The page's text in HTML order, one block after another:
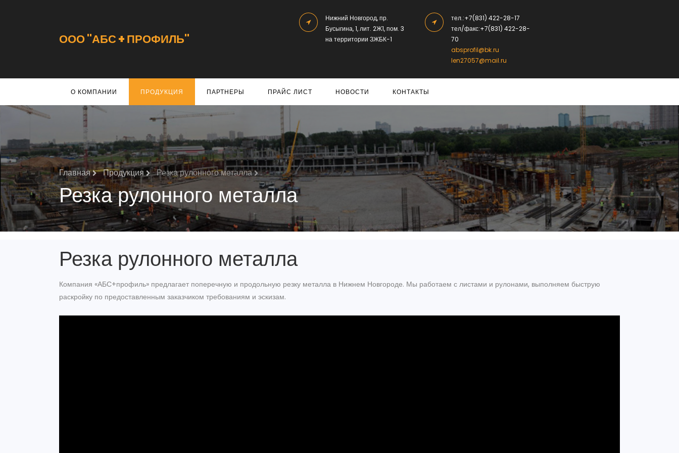
ООО "АБС + ПРОФИЛЬ"
Нижний Новгород, пр.
Бусыгина, 1, лит. 2Ж1, пом. 3
на территории ЗЖБК-1
тел.:+7(831) 422-28-17
тел/факс:+7(831) 422-28-
70
absprofil@bk.ru
len27057@mail.ru
О КОМПАНИИ ПРОДУКЦИЯ ПАРТНЕРЫ ПРАЙС ЛИСТ НОВОСТИ КОНТАКТЫ
Главная Продукция Резка рулонного металла
Резка рулонного металла
Резка рулонного металла
Компания «АБС+профиль» предлагает поперечную и продольную резку металла в Нижнем Новгороде. Мы работаем с листами и рулонами, выполняем быструю
раскройку по предоставленным заказчиком требованиям и эскизам.